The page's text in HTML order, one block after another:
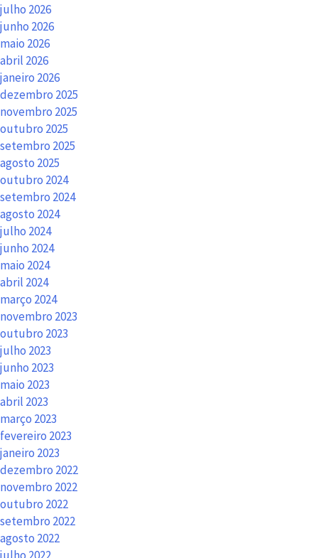
julho 2026
junho 2026
maio 2026
abril 2026
janeiro 2026
dezembro 2025
novembro 2025
outubro 2025
setembro 2025
agosto 2025
outubro 2024
setembro 2024
agosto 2024
julho 2024
junho 2024
maio 2024
abril 2024
março 2024
novembro 2023
outubro 2023
julho 2023
junho 2023
maio 2023
abril 2023
março 2023
fevereiro 2023
janeiro 2023
dezembro 2022
novembro 2022
outubro 2022
setembro 2022
agosto 2022